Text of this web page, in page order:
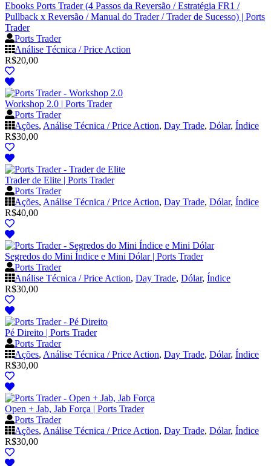
Ebooks Ports Trader (4 Passos da Reversão / Estratégia FR1 /
Pullback x Reversão / Manual do Trader / Trader de Sucesso) | Ports
Trader
Ports Trader
Análise Técnica / Price Action
R$20,00
Workshop 2.0 | Ports Trader
Ports Trader
Ações, Análise Técnica / Price Action, Day Trade, Dólar, Índice
R$30,00
Trader de Elite | Ports Trader
Ports Trader
Ações, Análise Técnica / Price Action, Day Trade, Dólar, Índice
R$40,00
Segredos do Mini Índice e Mini Dólar | Ports Trader
Ports Trader
Análise Técnica / Price Action, Day Trade, Dólar, Índice
R$30,00
Pé Direito | Ports Trader
Ports Trader
Ações, Análise Técnica / Price Action, Day Trade, Dólar, Índice
R$30,00
Open + Jab, Jab Força | Ports Trader
Ports Trader
Ações, Análise Técnica / Price Action, Day Trade, Dólar, Índice
R$30,00